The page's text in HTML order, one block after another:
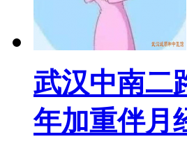
武汉中南二
年加重伴月